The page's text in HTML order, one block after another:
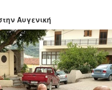
Αυγενική